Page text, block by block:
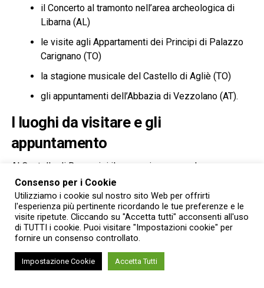
il Concerto al tramonto nell’area archeologica di
Libarna (AL)
le visite agli Appartamenti dei Principi di Palazzo
Carignano (TO)
la stagione musicale del Castello di Agliè (TO)
gli appuntamenti dell’Abbazia di Vezzolano (AT).
I luoghi da visitare e gli
appuntamento
Al Castello di Racconigi il mese si apre con due
appuntamenti del cicloIl Castello nascosto
riscoprire, dedicato agli ambienti normalmente esclusi dal
percorso di visita.Sabato 8 agosto sarà possibile
accedere agli Appartamenti di Ponente e di Mezzogiorno,
che conservano dipinti, arredi storici e preziosi manufatti
delle collezioni sabaude, tra cui le monumentali vedute del
progetto juvarriano per il Castello di Rivoli e lo scrigno
Consenso per i Cookie
Utilizziamo i cookie sul nostro sito Web per offrirti
l'esperienza più pertinente ricordando le tue preferenze e le
visite ripetute. Cliccando su "Accetta tutti" acconsenti all'uso
di TUTTI i cookie. Puoi visitare "Impostazioni cookie" per
fornire un consenso controllato.
Impostazione Cookie Accetta Tutti